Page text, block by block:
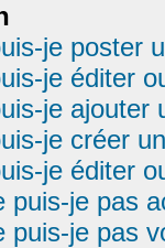
je poster
je éditer
je ajouter
je créer
je éditer
puis-je pas
puis-je pas